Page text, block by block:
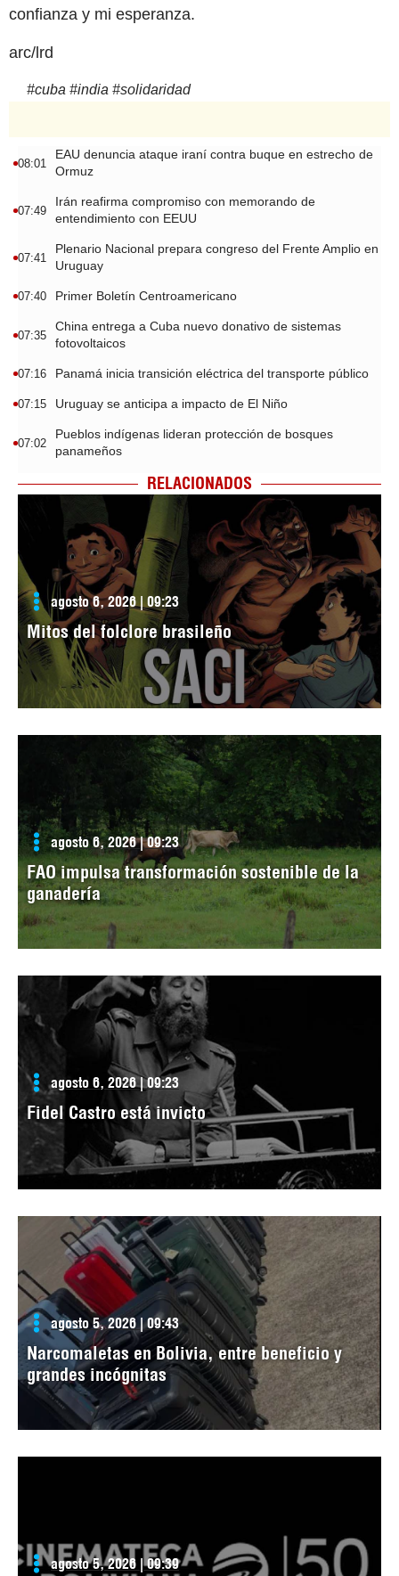
confianza y mi esperanza.
arc/lrd
#cuba #india #solidaridad
08:01
EAU denuncia ataque iraní contra buque en estrecho de
Ormuz
07:49
Irán reafirma compromiso con memorando de
entendimiento con EEUU
07:41
Plenario Nacional prepara congreso del Frente Amplio en
Uruguay
07:40 Primer Boletín Centroamericano
07:35
China entrega a Cuba nuevo donativo de sistemas
fotovoltaicos
07:16 Panamá inicia transición eléctrica del transporte público
07:15 Uruguay se anticipa a impacto de El Niño
07:02
Pueblos indígenas lideran protección de bosques
panameños
RELACIONADOS
agosto 6, 2026 | 09:23
Mitos del folclore brasileño
agosto 6, 2026 | 09:23
FAO impulsa transformación sostenible de la
ganadería
agosto 6, 2026 | 09:23
Fidel Castro está invicto
agosto 5, 2026 | 09:43
Narcomaletas en Bolivia, entre beneficio y
grandes incógnitas
agosto 5, 2026 | 09:39